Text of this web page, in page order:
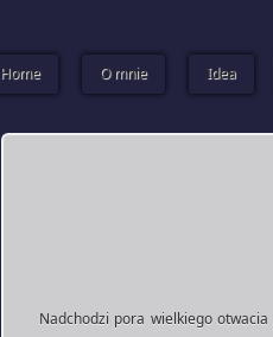
Home O mnie Idea
Nadchodzi pora wielkiego